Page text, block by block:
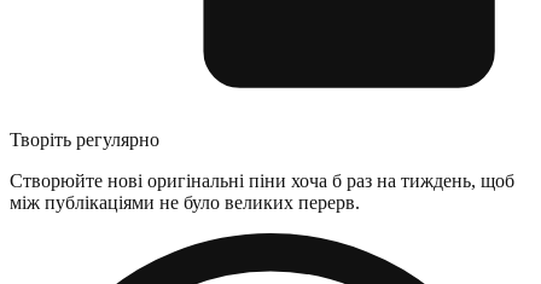
Творіть регулярно
Створюйте нові оригінальні піни хоча б раз на тиждень, щоб
між публікаціями не було великих перерв.